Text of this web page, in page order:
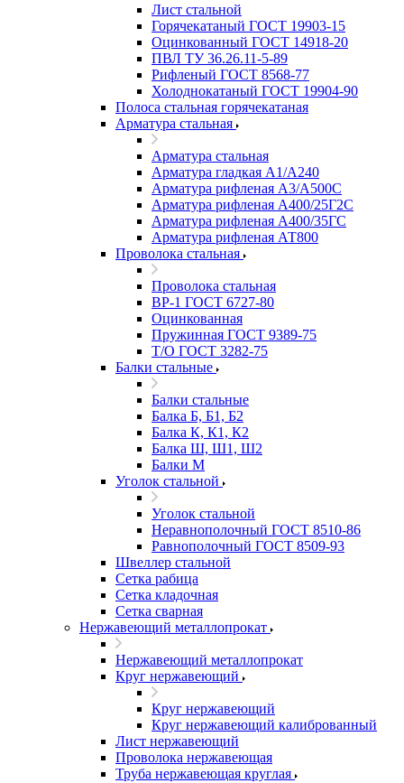
Лист стальной
Горячекатаный ГОСТ 19903-15
Оцинкованный ГОСТ 14918-20
ПВЛ ТУ 36.26.11-5-89
Рифленый ГОСТ 8568-77
Холоднокатаный ГОСТ 19904-90
Полоса стальная горячекатаная
Арматура стальная
Арматура стальная
Арматура гладкая А1/А240
Арматура рифленая А3/А500С
Арматура рифленая А400/25Г2С
Арматура рифленая А400/35ГС
Арматура рифленая АТ800
Проволока стальная
Проволока стальная
ВР-1 ГОСТ 6727-80
Оцинкованная
Пружинная ГОСТ 9389-75
Т/О ГОСТ 3282-75
Балки стальные
Балки стальные
Балка Б, Б1, Б2
Балка К, К1, К2
Балка Ш, Ш1, Ш2
Балки М
Уголок стальной
Уголок стальной
Неравнополочный ГОСТ 8510-86
Равнополочный ГОСТ 8509-93
Швеллер стальной
Сетка рабица
Сетка кладочная
Сетка сварная
Нержавеющий металлопрокат
Нержавеющий металлопрокат
Круг нержавеющий
Круг нержавеющий
Круг нержавеющий калиброванный
Лист нержавеющий
Проволока нержавеющая
Труба нержавеющая круглая